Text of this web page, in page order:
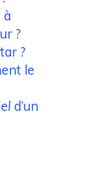
à
?
?
le
d’un